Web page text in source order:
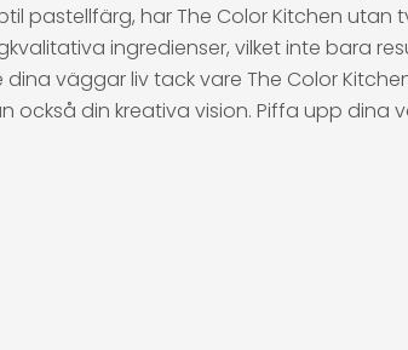
pastellfärg, har The Color Kitchen
ingredienser, vilket inte bara
väggar liv tack vare The Color
din kreativa vision. Piffa upp dina